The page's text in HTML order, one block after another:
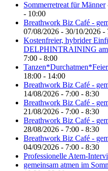
Sommerretreat für Männer
- 10:00
Breathwork Biz Café -
07/08/2026 - 30/10/2026 -
Kostenfreier, hybrider
DELPHINTRAINING am
7:00 - 8:00
18:00 - 14:00
Breathwork Biz Café -
14/08/2026 - 7:00 - 8:30
Breathwork Biz Café -
21/08/2026 - 7:00 - 8:30
Breathwork Biz Café -
28/08/2026 - 7:00 - 8:30
Breathwork Biz Café -
04/09/2026 - 7:00 - 8:30
Professionelle Atem-
gemeinsam atmen im